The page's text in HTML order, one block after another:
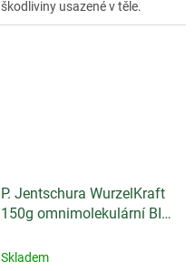
škodliviny usazené v těle.
P. Jentschura WurzelKraft
150g omnimolekulární BIO
Skladem